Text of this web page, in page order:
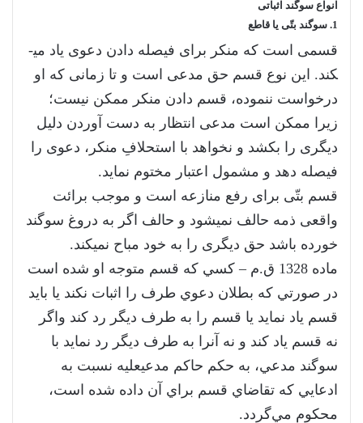
انواع سوگند اثباتی
1. سوگند بتّی یا قاطع
قسمی است که منکر برای فیصله دادن دعوی یاد می­
کند. این نوع قسم حق مدعی است و تا زمانی که او
درخواست ننموده، قسم دادن منکر ممکن نیست؛
زیرا ممکن است مدعی انتظار به دست آوردن دلیل
دیگری را بکشد و نخواهد با استحلافِ منکر، دعوی را
فیصله دهد و مشمول اعتبار مختوم نماید.
قسم بتّی برای رفع منازعه است و موجب برائت
واقعی ذمه حالف نمی­شود و حالف اگر به دروغ سوگند
خورده باشد حق دیگری را به خود مباح نمی­کند.
‌ماده 1328 ق.م – كسي كه قسم متوجه او شده است
در صورتي كه بطلان دعوي طرف را اثبات نكند يا بايد
قسم ياد نمايد يا قسم را به طرف ديگر رد كند و‌اگر
نه قسم ياد كند و نه آنرا به طرف ديگر رد نمايد با
سوگند مدعي، به حكم حاكم مدعي­عليه نسبت به
ادعايي كه تقاضاي قسم براي آن داده شده است،
‌محكوم مي‌گردد.